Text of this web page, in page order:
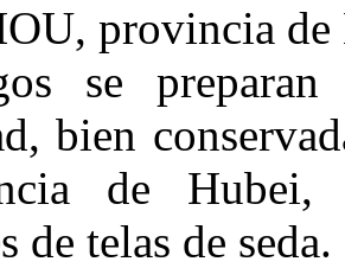
provincia
se
bien
de Hubei,
de telas de seda.